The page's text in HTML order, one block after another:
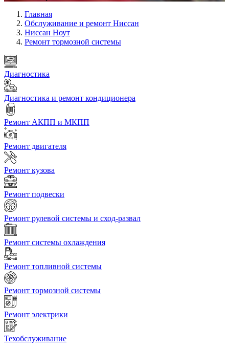
Главная
Обслуживание и ремонт Ниссан
Ниссан Ноут
Ремонт тормозной системы
Диагностика
Диагностика и ремонт кондиционера
Ремонт АКПП и МКПП
Ремонт двигателя
Ремонт кузова
Ремонт подвески
Ремонт рулевой системы и сход-развал
Ремонт системы охлаждения
Ремонт топливной системы
Ремонт тормозной системы
Ремонт электрики
Техобслуживание